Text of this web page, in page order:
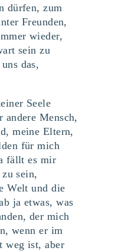
dürfen, zum
Freunden,
wieder,
sein zu
das,
Seele
Mensch,
meine Eltern,
für mich
fällt es mir
sein,
Welt und die
ja etwas, was
der mich
wenn er im
weg ist, aber